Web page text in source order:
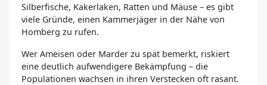
Silberfische, Kakerlaken, Ratten und Mäuse – es gibt
viele Gründe, einen Kammerjäger in der Nähe von
Homberg zu rufen.
Wer Ameisen oder Marder zu spät bemerkt, riskiert
eine deutlich aufwendigere Bekämpfung – die
Populationen wachsen in ihren Verstecken oft rasant.